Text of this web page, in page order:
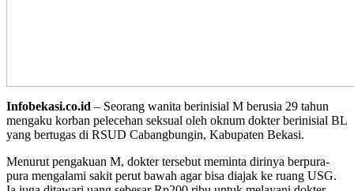
Infobekasi.co.id – Seorang wanita berinisial M berusia 29 tahun
mengaku korban pelecehan seksual oleh oknum dokter berinisial BL
yang bertugas di RSUD Cabangbungin, Kabupaten Bekasi.
Menurut pengakuan M, dokter tersebut meminta dirinya berpura-
pura mengalami sakit perut bawah agar bisa diajak ke ruang USG.